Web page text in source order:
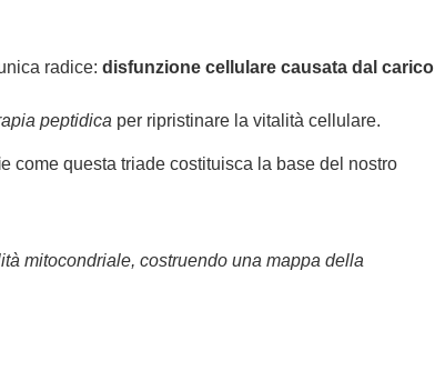
radice: disfunzione cellulare causata dal carico
peptidica per ripristinare la vitalità cellulare.
e come questa triade costituisca la base del nostro
mitocondriale, costruendo una mappa della